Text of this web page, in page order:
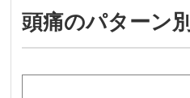
頭痛のパターン別